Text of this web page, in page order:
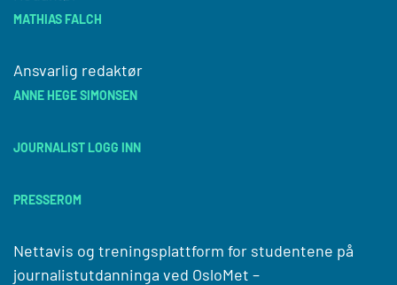
MATHIAS FALCH
Ansvarlig redaktør
ANNE HEGE SIMONSEN
JOURNALIST LOGG INN
PRESSEROM
Nettavis og treningsplattform for studentene på
journalistutdanninga ved OsloMet –